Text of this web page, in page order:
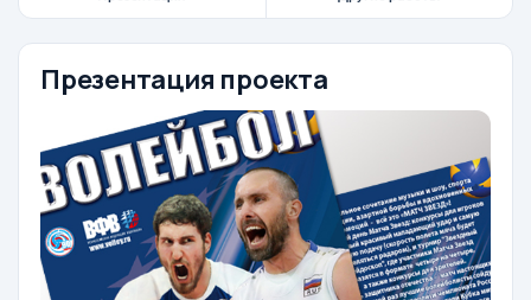
Презентация проекта